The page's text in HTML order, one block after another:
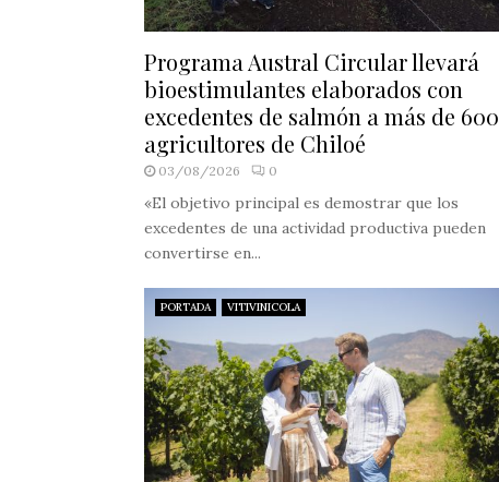
Programa Austral Circular llevará
bioestimulantes elaborados con
excedentes de salmón a más de 600
agricultores de Chiloé
03/08/2026 0
«El objetivo principal es demostrar que los
excedentes de una actividad productiva pueden
convertirse en...
PORTADA VITIVINICOLA